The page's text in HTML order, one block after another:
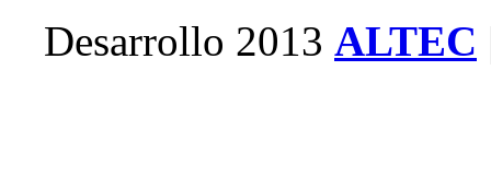
Desarrollo 2013 ALTEC